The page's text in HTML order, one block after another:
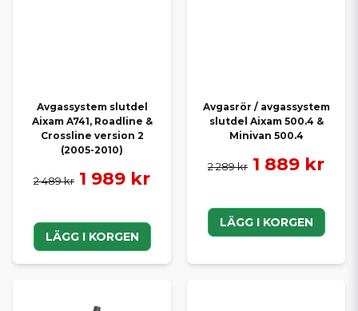
Avgassystem slutdel
Aixam A741, Roadline &
Crossline version 2
(2005-2010)
2 489 kr 1 989 kr
LÄGG I KORGEN
Avgasrör / avgassystem
slutdel Aixam 500.4 &
Minivan 500.4
2 289 kr 1 889 kr
LÄGG I KORGEN